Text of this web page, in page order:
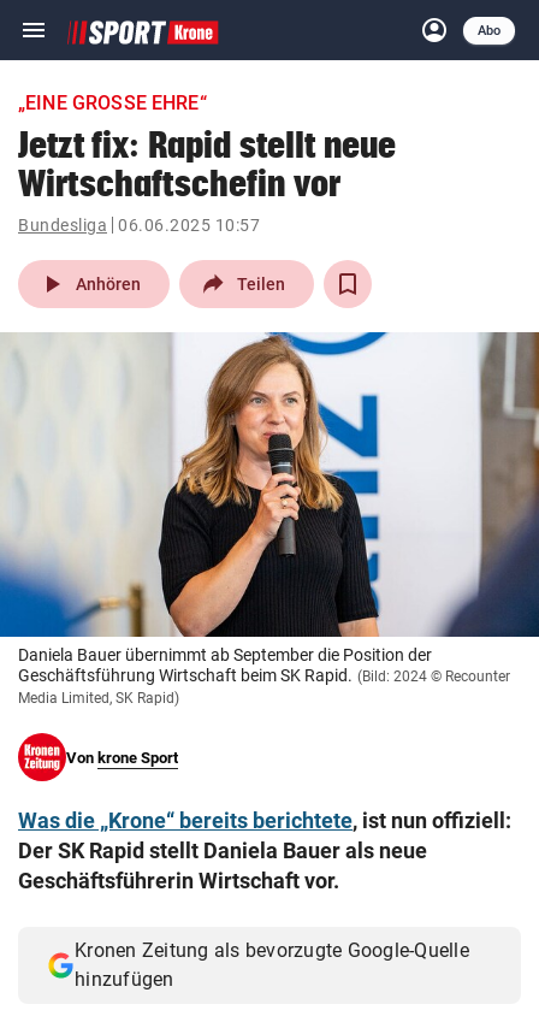
menu Navigation
ein-/ausklappen
account_circle
Anmelden
Abo
close Schließen
account_circle Anmelden
pin_drop
Wien arrow_right
bookmark
© Krone Multimedia GmbH & Co KG 2026
Muthgasse 2, 1190 Wien
„EINE GROSSE EHRE“
Jetzt fix: Rapid stellt neue
Wirtschaftschefin vor
Bundesliga 06.06.2025 10:57
play_arrow Anhören Teilen
Daniela Bauer übernimmt ab September die Position der
Geschäftsführung Wirtschaft beim SK Rapid. (Bild: 2024 © Recounter
Media Limited, SK Rapid)
Von krone Sport
Was die „Krone“ bereits berichtete, ist nun offiziell:
Der SK Rapid stellt Daniela Bauer als neue
Geschäftsführerin Wirtschaft vor.
Kronen Zeitung als bevorzugte Google-Quelle
hinzufügen